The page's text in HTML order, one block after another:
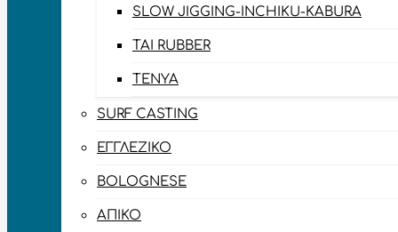
SLOW JIGGING-INCHIKU-KABURA
TAI RUBBER
TENYA
SURF CASTING
ΕΓΓΛΈΖΙΚΟ
BOLOGNESE
ΑΠΊΚΟ